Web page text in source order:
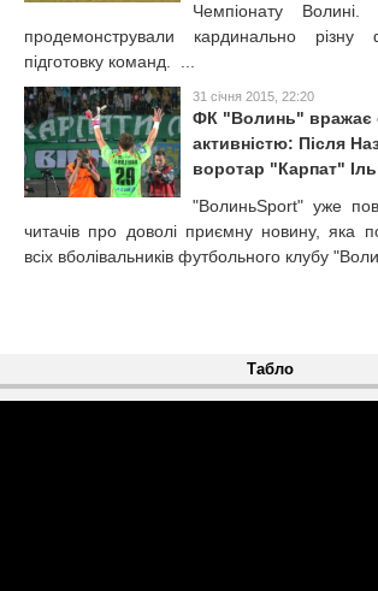
Чемпіонату Волині.
продемонстрували кардинально різну
підготовку команд. ...
31 січня 2015, 22:20
ФК "Волинь" вражає
активністю: Після
воротар "Карпат"
"ВолиньSport" уже
читачів про доволі приємну новину, яка
всіх вболівальників футбольного клубу
Табло